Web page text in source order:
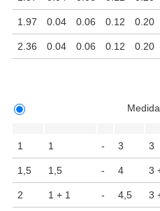
1.97 0.04 0.06 0.12 0.20
2.36 0.04 0.06 0.12 0.20
1 1 - 3 3
1,5 1,5 - 4 3
2 1 + 1 - 4,5 3